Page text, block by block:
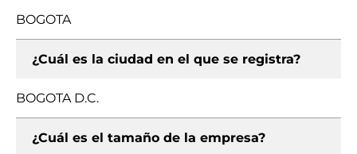
BOGOTA
¿Cuál es la ciudad en el que se registra?
BOGOTA D.C.
¿Cuál es el tamaño de la empresa?